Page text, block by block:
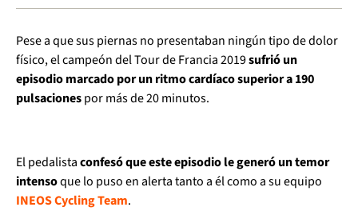
Pese a que sus piernas no presentaban ningún tipo de dolor
físico, el campeón del Tour de Francia 2019sufrió un
episodio marcado por un ritmo cardíaco superior a 190
pulsacionespor más de 20 minutos.
El pedalistaconfesó que este episodio le generó un temor
intensoque lo puso en alerta tanto a él como a su equipo
INEOS Cycling Team.